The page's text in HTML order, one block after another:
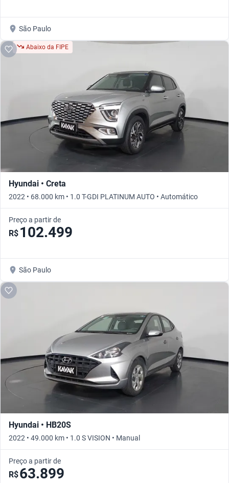
São Paulo
Abaixo da FIPE
Hyundai • Creta
2022 • 68.000 km • 1.0 T-GDI PLATINUM AUTO • Automático
Preço a partir de
R$ 102.499
São Paulo
Hyundai • HB20S
2022 • 49.000 km • 1.0 S VISION • Manual
Preço a partir de
R$63.899